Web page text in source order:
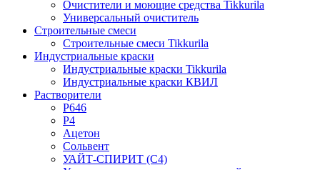
Очистители и моющие средства Tikkurila
Универсальный очиститель
Строительные смеси
Строительные смеси Tikkurila
Индустриальные краски
Индустриальные краски Tikkurila
Индустриальные краски КВИЛ
Растворители
P646
P4
Ацетон
Сольвент
УАЙТ-СПИРИТ (С4)